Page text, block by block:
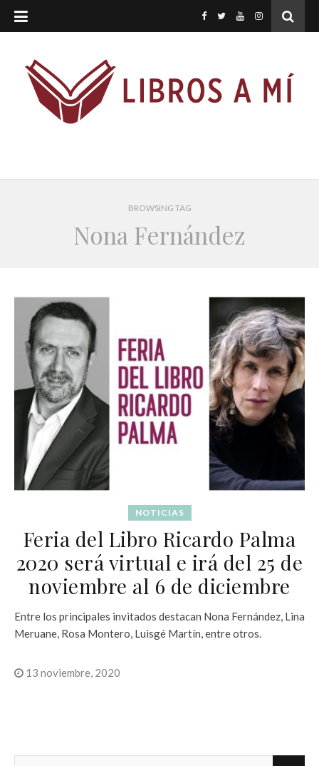
BROWSING TAG
Nona Fernández
NOTICIAS
Feria del Libro Ricardo Palma
2020 será virtual e irá del 25 de
noviembre al 6 de diciembre
Entre los principales invitados destacan Nona Fernández, Lina
Meruane, Rosa Montero, Luisgé Martín, entre otros.
13 noviembre, 2020